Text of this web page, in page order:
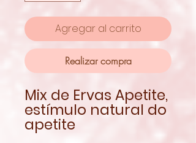
Agregar al carrito
Realizar compra
Mix de Ervas Apetite,
estímulo natural do
apetite